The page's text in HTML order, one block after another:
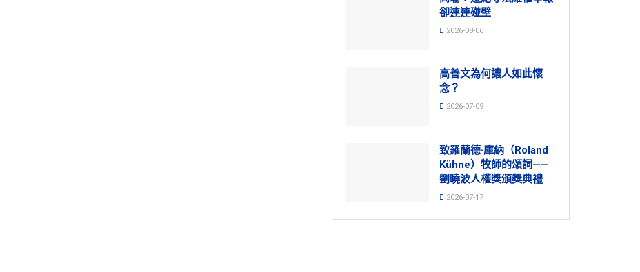
卻連連碰壁
2026-08-06
高善文為何讓人如此懷
念？
2026-07-09
致羅蘭德·庫納（Roland
Kühne）牧師的頌詞——
劉曉波人權獎頒獎典禮
2026-07-17